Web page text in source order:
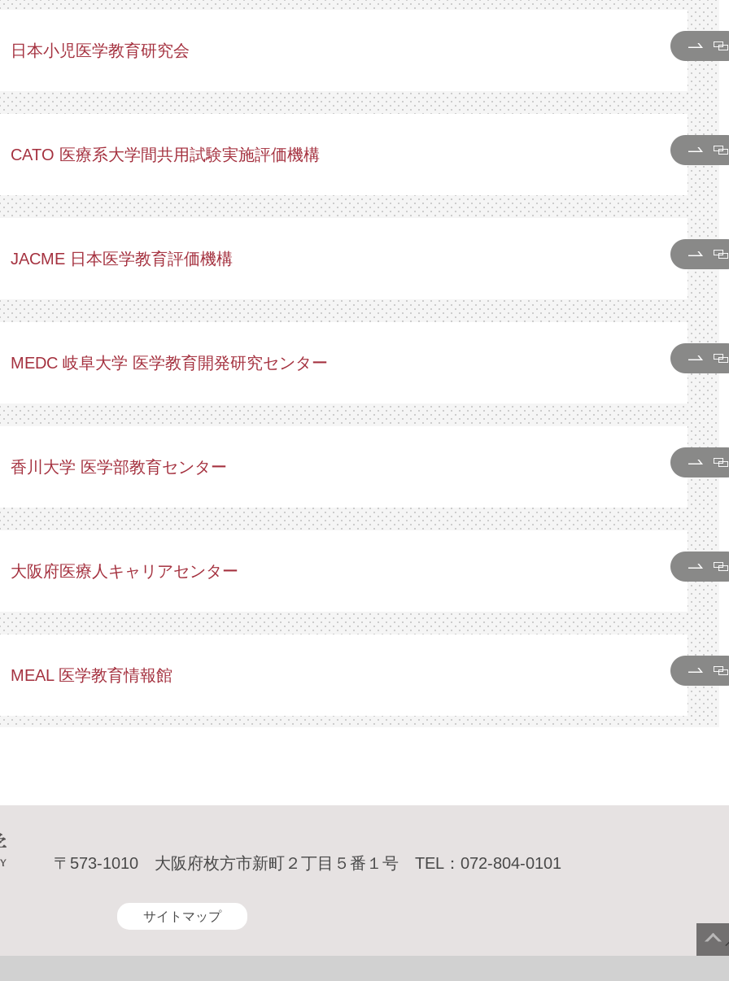
日本小児医学教育研究会
CATO 医療系大学間共用試験実施評価機構
JACME 日本医学教育評価機構
MEDC 岐阜大学 医学教育開発研究センター
香川大学 医学部教育センター
大阪府医療人キャリアセンター
MEAL 医学教育情報館
〒573-1010 大阪府枚方市新町２丁目５番１号TEL：072-804-0101
サイトマップ